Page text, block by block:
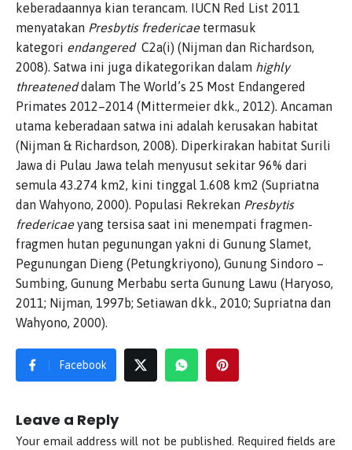
keberadaannya kian terancam. IUCN Red List 2011
menyatakan Presbytis fredericae termasuk
kategori endangered C2a(i) (Nijman dan Richardson,
2008). Satwa ini juga dikategorikan dalam highly
threateneddalam The World’s 25 Most Endangered
Primates 2012–2014 (Mittermeier dkk., 2012). Ancaman
utama keberadaan satwa ini adalah kerusakan habitat
(Nijman & Richardson, 2008). Diperkirakan habitat Surili
Jawa di Pulau Jawa telah menyusut sekitar 96% dari
semula 43.274 km2, kini tinggal 1.608 km2 (Supriatna
dan Wahyono, 2000). Populasi Rekrekan Presbytis
fredericaeyang tersisa saat ini menempati fragmen-
fragmen hutan pegunungan yakni di Gunung Slamet,
Pegunungan Dieng (Petungkriyono), Gunung Sindoro –
Sumbing, Gunung Merbabu serta Gunung Lawu (Haryoso,
2011; Nijman, 1997b; Setiawan dkk., 2010; Supriatna dan
Wahyono, 2000).
Facebook
Leave a Reply
Your email address will not be published. Required fields are